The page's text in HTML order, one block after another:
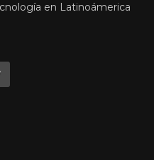
en Latinoámerica